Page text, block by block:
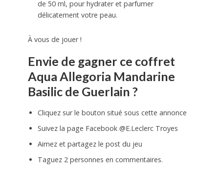
de 50 ml, pour hydrater et parfumer
délicatement votre peau.
À vous de jouer !
Envie de gagner ce coffret
Aqua Allegoria Mandarine
Basilic de Guerlain ?
Cliquez sur le bouton situé sous cette annonce
Suivez la page Facebook @E.Leclerc Troyes
Aimez et partagez le post du jeu
Taguez 2 personnes en commentaires.